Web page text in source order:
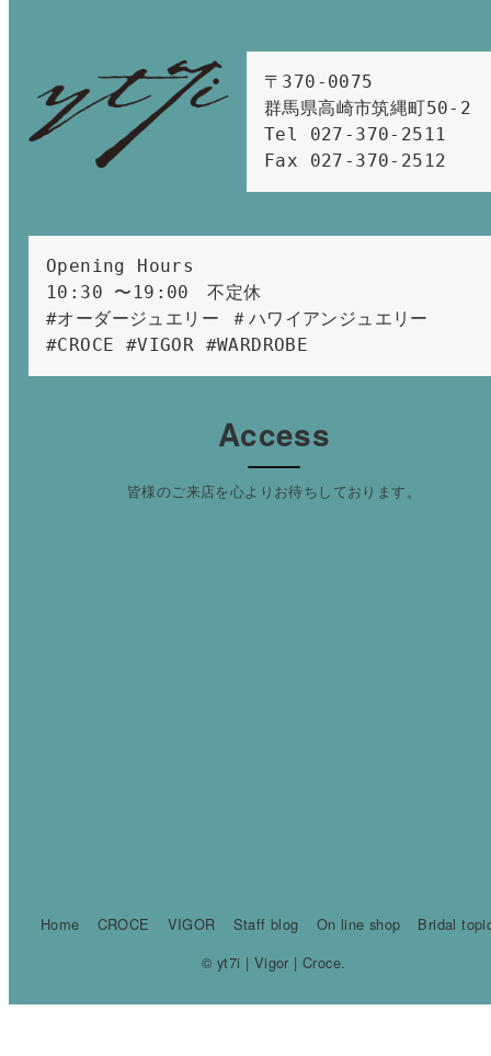
〒370-0075
群馬県高崎市筑縄町50-2
Tel 027-370-2511
Fax 027-370-2512
Opening Hours
10:30 〜19:00　不定休
#オーダージュエリー ＃ハワイアンジュエリー
#CROCE #VIGOR #WARDROBE
Access
皆様のご来店を心よりお待ちしております。
Home CROCE VIGOR Staff blog On line shop
Bridal
© yt7i | Vigor | Croce.